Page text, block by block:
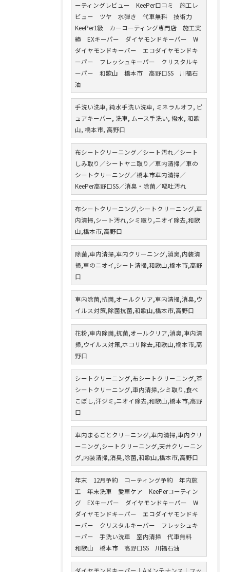
ーティングレビュー KeePer口コミ 施工レ
ビュー ツヤ 水弾き 代車無料 技術力
KeePer1級 カーコーティング専門店 施工実
績 EXキーパー ダイヤモンドキーパー W
ダイヤモンドキーパー エコダイヤモンドキ
ーパー フレッシュキーパー クリスタルキ
ーパー 和歌山 橋本市 高野口SS 川福石
油
手洗い洗車, 純水手洗い洗車, ミネラルオフ, ピ
ュアキーパー, 洗車, ムース手洗い, 撥水, 和歌
山, 橋本市, 高野口
布シートクリーニング／シート汚れ／シート
しみ取り／シートヤニ取り／車内清掃／車の
シートクリーニング／橋本市車内清掃／
KeePer高野口SS／消臭・除菌／嘔吐汚れ
布シートクリーニング,シートクリーニング,車
内清掃,シート汚れ,シミ取り,ニオイ除去,和歌
山,橋本市,高野口
除菌,車内清掃,車内クリーニング,消臭,内装清
掃,車のニオイ,シート清掃,和歌山,橋本市,高野
口
車内除菌,抗菌,オールクリア,車内清掃,消臭,ウ
イルス対策,除菌抗菌,和歌山,橋本市,高野口
花粉,車内除菌,抗菌,オールクリア,消臭,車内清
掃,ウイルス対策,ホコリ除去,和歌山,橋本市,高
野口
シートクリーニング,布シートクリーニング,革
シートクリーニング,車内清掃,シミ取り,食べ
こぼし,汗ジミ,ニオイ除去,和歌山,橋本市,高野
口
車内まるごとクリーニング,車内清掃,車内クリ
ーニング,シートクリーニング,天井クリーニン
グ,内装清掃,消臭,除菌,和歌山,橋本市,高野口
年末 12月予約 コーティング予約 年内施
工 年末洗車 愛車ケア KeePerコーティン
グ EXキーパー ダイヤモンドキーパー W
ダイヤモンドキーパー エコダイヤモンドキ
ーパー クリスタルキーパー フレッシュキ
ーパー 手洗い洗車 室内清掃 代車無料
和歌山 橋本市 高野口SS 川福石油
ダイヤモンドキーパー｜Aメンテナンス｜フッ